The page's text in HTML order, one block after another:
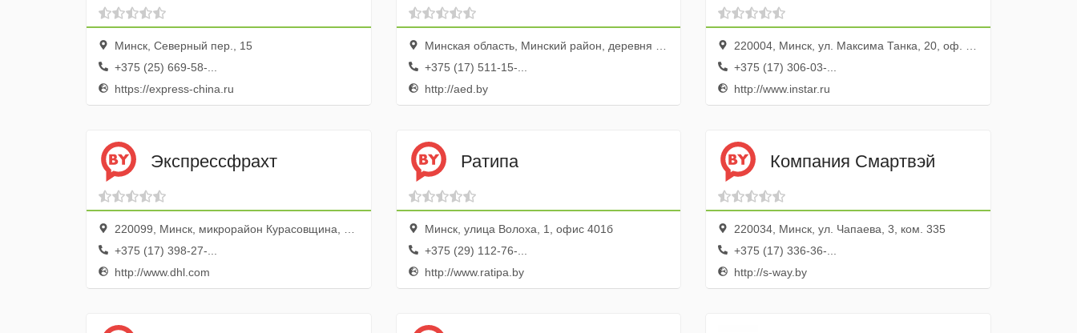
Минск, Северный пер., 15
+375 (25) 669-58-...
https://express-china.ru
Минская область, Минский район, деревня Боровляны, улица 40 лет Победы, 23А, 330
+375 (17) 511-15-...
http://aed.by
220004, Минск, ул. Максима Танка, 20, оф. 227
+375 (17) 306-03-...
http://www.instar.ru
Экспрессфрахт
220099, Минск, микрорайон Курасовщина, Брестская улица, 18, 21
+375 (17) 398-27-...
http://www.dhl.com
Ратипа
Минск, улица Волоха, 1, офис 401б
+375 (29) 112-76-...
http://www.ratipa.by
Компания Смартвэй
220034, Минск, ул. Чапаева, 3, ком. 335
+375 (17) 336-36-...
http://s-way.by